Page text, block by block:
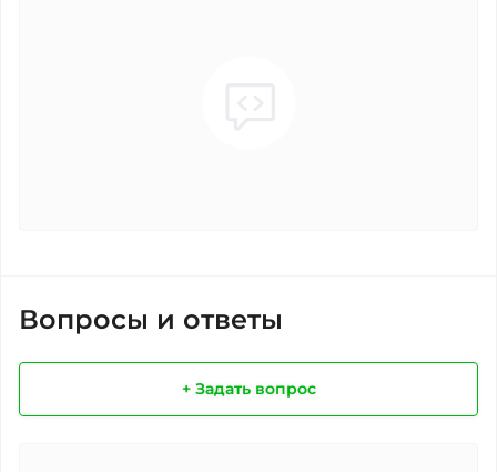
Вопросы и ответы
+ Задать вопрос